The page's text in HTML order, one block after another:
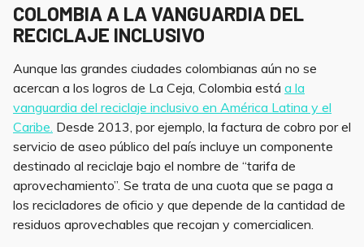
COLOMBIA A LA VANGUARDIA DEL
RECICLAJE INCLUSIVO
Aunque las grandes ciudades colombianas aún no se
acercan a los logros de La Ceja, Colombia está a la
vanguardia del reciclaje inclusivo en América Latina y el
Caribe. Desde 2013, por ejemplo, la factura de cobro por el
servicio de aseo público del país incluye un componente
destinado al reciclaje bajo el nombre de “tarifa de
aprovechamiento”. Se trata de una cuota que se paga a
los recicladores de oficio y que depende de la cantidad de
residuos aprovechables que recojan y comercialicen.